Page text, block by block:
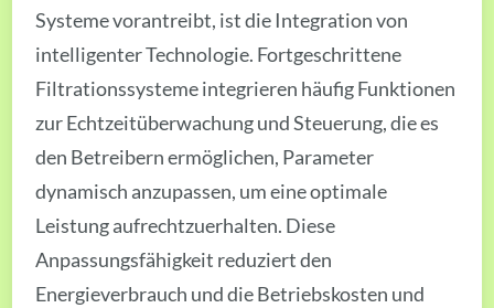
Systeme vorantreibt, ist die Integration von
intelligenter Technologie. Fortgeschrittene
Filtrationssysteme integrieren häufig Funktionen
zur Echtzeitüberwachung und Steuerung, die es
den Betreibern ermöglichen, Parameter
dynamisch anzupassen, um eine optimale
Leistung aufrechtzuerhalten. Diese
Anpassungsfähigkeit reduziert den
Energieverbrauch und die Betriebskosten und